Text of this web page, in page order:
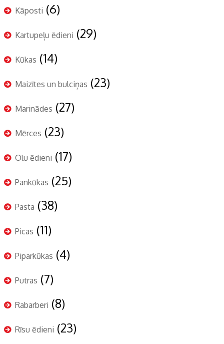
Kāposti (6)
Kartupeļu ēdieni (29)
Kūkas (14)
Maizītes un bulciņas (23)
Marinādes (27)
Mērces (23)
Olu ēdieni (17)
Pankūkas (25)
Pasta (38)
Picas (11)
Piparkūkas (4)
Putras (7)
Rabarberi (8)
Rīsu ēdieni (23)